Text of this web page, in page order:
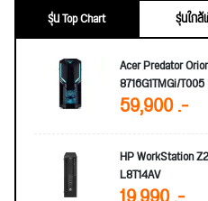
รุ่น Top Chart รุ่นใกล้
Acer Predator
8716G1TMGi/T005
59,900 .-
HP WorkStation
L8T14AV